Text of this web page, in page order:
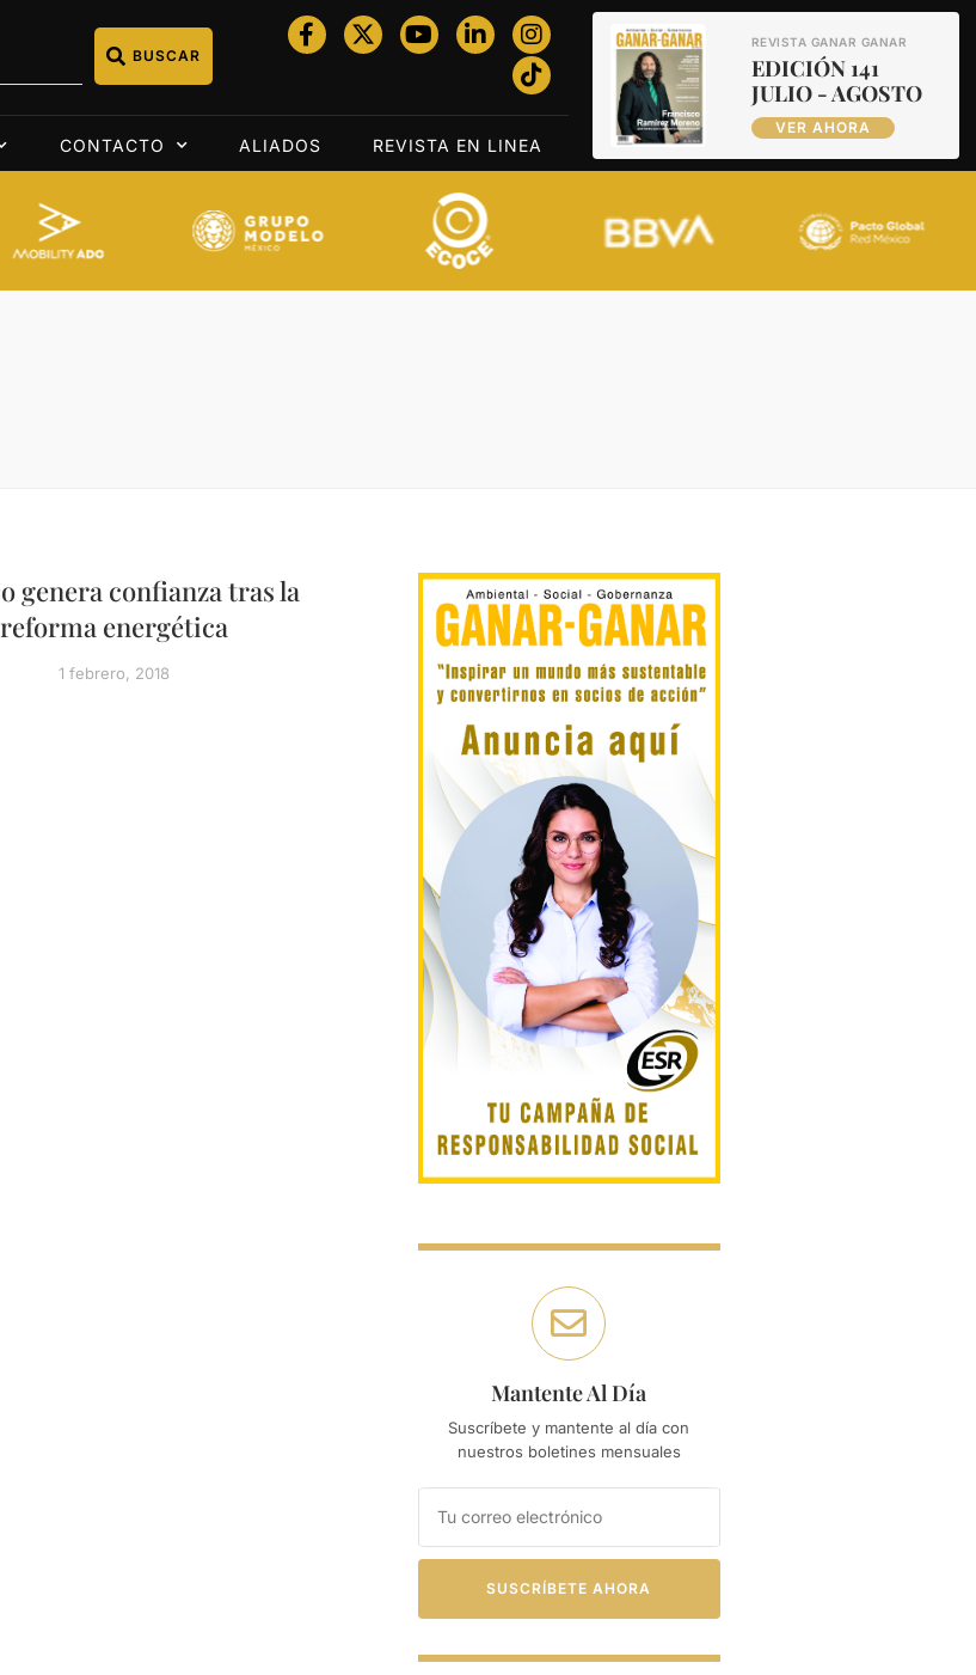
BUSCAR
CONTACTO ALIADOS REVISTA EN LINEA
REVISTA GANAR GANAR
EDICIÓN 141
JULIO - AGOSTO
VER AHORA
genera confianza tras la
reforma energética
1 febrero, 2018
Mantente Al Día
Suscríbete y mantente al día con
nuestros boletines mensuales
SUSCRÍBETE AHORA